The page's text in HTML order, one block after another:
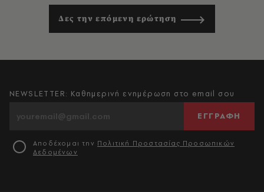
Δες την επόμενη ερώτηση
NEWSLETTER: Καθημερινή ενημέρωση στο email σου
ΕΓΓΡΑΦΗ
Αποδέχομαι την Πολιτική Προστασίας Προσωπικών
Δεδομένων